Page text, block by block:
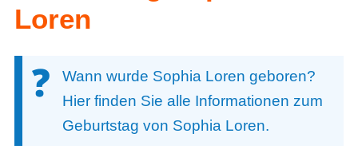
Loren
Wann wurde Sophia Loren geboren?
Hier finden Sie alle Informationen zum
Geburtstag von Sophia Loren.